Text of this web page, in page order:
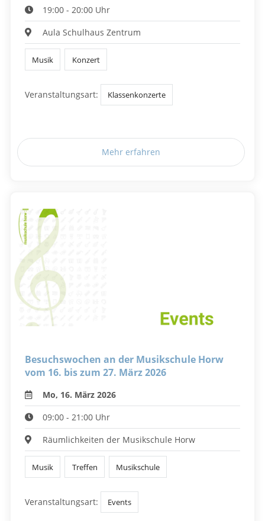
19:00 - 20:00 Uhr
Aula Schulhaus Zentrum
Musik Konzert
Veranstaltungsart: Klassenkonzerte
Mehr erfahren
Besuchswochen an der Musikschule Horw
vom 16. bis zum 27. März 2026
Mo, 16. März 2026
09:00 - 21:00 Uhr
Räumlichkeiten der Musikschule Horw
Musik Treffen Musikschule
Veranstaltungsart: Events